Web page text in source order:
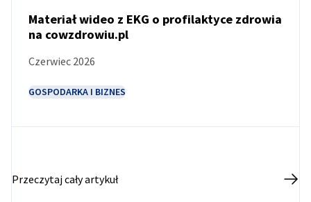
Materiał wideo z EKG o profilaktyce zdrowia
na cowzdrowiu.pl
Czerwiec 2026
GOSPODARKA I BIZNES
Przeczytaj cały artykuł